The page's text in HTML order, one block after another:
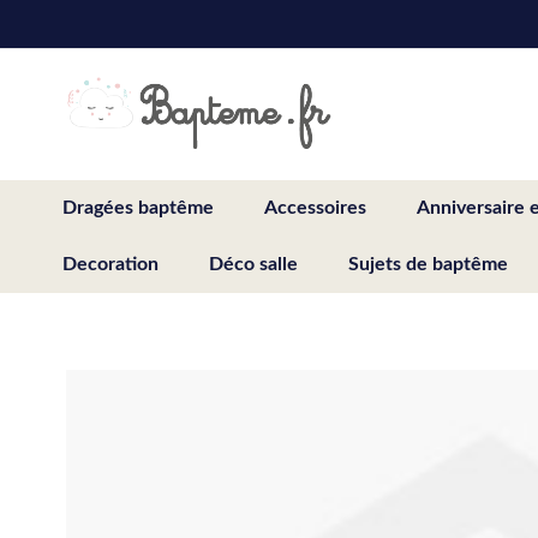
to
Dragées baptême Accessoires Anniversaire
Decoration Déco salle Sujets de baptême